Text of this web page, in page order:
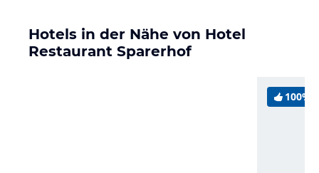
Hotels in der Nähe von Hotel
Restaurant Sparerhof
100%